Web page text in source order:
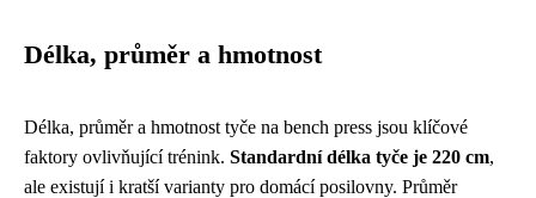
Délka, průměr a hmotnost
Délka, průměr a hmotnost tyče na bench press jsou klíčové
faktory ovlivňující trénink. Standardní délka tyče je 220 cm,
ale existují i kratší varianty pro domácí posilovny. Průměr